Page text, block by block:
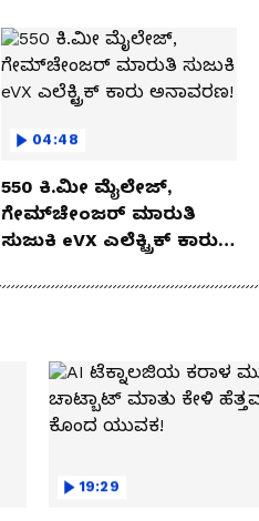
04:48
550 ಕಿ.ಮೀ ಮೈಲೇಜ್,
ಗೇಮ್‌ಚೇಂಜರ್ ಮಾರುತಿ
ಸುಜುಕಿ eVX ಎಲೆಕ್ಟ್ರಿಕ್ ಕಾರು
19:29